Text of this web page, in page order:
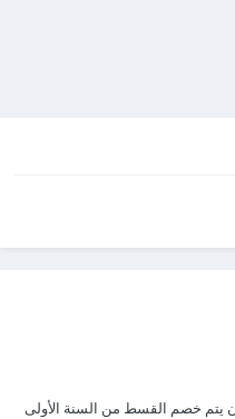
يتم خصم القسط من السنة الأولى